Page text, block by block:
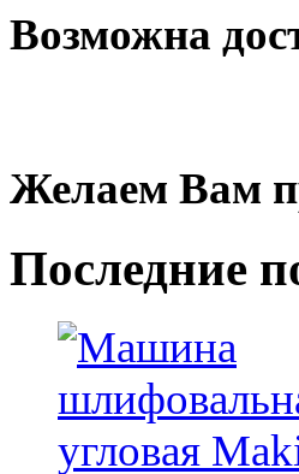
Возможна
Желаем Вам
Последние